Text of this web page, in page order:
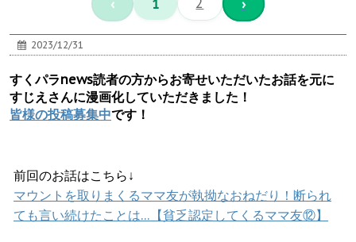
‹ 1 2 ›
2023/12/31
すくパラnews読者の方からお寄せいただいたお話を元に
すじえさんに漫画化していただきました！
皆様の投稿募集中です！
前回のお話はこちら↓
マウントを取りまくるママ友が執拗なおねだり！断られ
ても言い続けたことは…【貧乏認定してくるママ友⑫】